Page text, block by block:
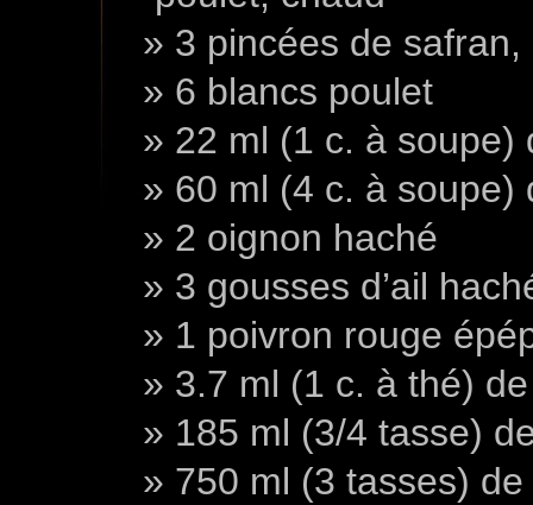
3 pincées de
6 blancs poulet
22 ml (1 c. à soupe)
60 ml (4 c. à soupe)
2 oignon haché
3 gousses d’ail
1 poivron rouge
3.7 ml (1 c. à thé)
185 ml (3/4 tasse)
750 ml (3 tasses)